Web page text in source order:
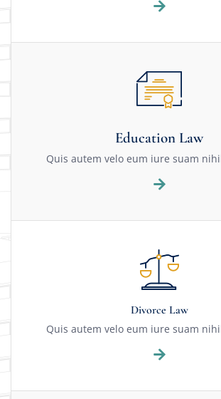
Education Law
Quis autem velo eum iure suam
Divorce Law
Quis autem velo eum iure suam